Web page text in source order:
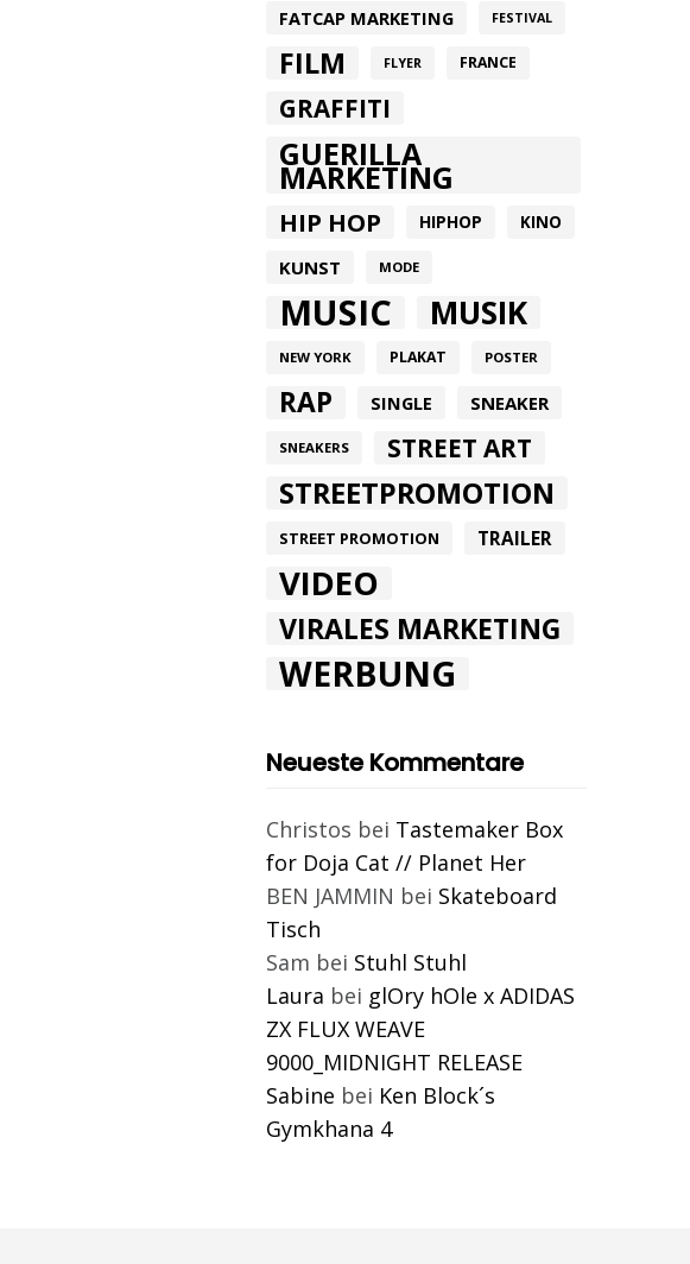
FATCAP MARKETING FESTIVAL
FILM FLYER FRANCE
GRAFFITI
GUERILLA
MARKETING
HIP HOP HIPHOP KINO
KUNST MODE
MUSIC MUSIK
NEW YORK PLAKAT POSTER
RAP SINGLE SNEAKER
SNEAKERS STREET ART
STREETPROMOTION
STREET PROMOTION TRAILER
VIDEO
VIRALES MARKETING
WERBUNG
Neueste Kommentare
Christos bei Tastemaker Box
for Doja Cat // Planet Her
BEN JAMMIN bei Skateboard
Tisch
Sam bei Stuhl Stuhl
Laura bei glOry hOle x ADIDAS
ZX FLUX WEAVE
9000_MIDNIGHT RELEASE
Sabine bei Ken Block´s
Gymkhana 4